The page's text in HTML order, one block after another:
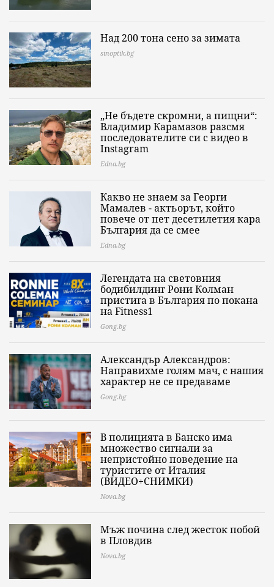
Над 200 тона сено за зимата
sinoptik.bg
„Не бъдете скромни, а пищни“:
Владимир Карамазов разсмя
последователите си с видео в
Instagram
Edna.bg
Какво не знаем за Георги
Мамалев - актьорът, който
повече от пет десетилетия кара
България да се смее
Edna.bg
Легендата на световния
бодибилдинг Рони Колман
пристига в България по покана
на Fitness1
Gong.bg
Александър Александров:
Направихме голям мач, с нашия
характер не се предаваме
Gong.bg
В полицията в Банско има
множество сигнали за
непристойно поведение на
туристите от Италия
(ВИДЕО+СНИМКИ)
Nova.bg
Мъж почина след жесток побой
в Пловдив
Nova.bg